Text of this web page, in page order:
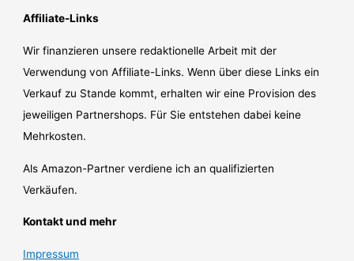
Affiliate-Links
Wir finanzieren unsere redaktionelle Arbeit mit der
Verwendung von Affiliate-Links. Wenn über diese Links ein
Verkauf zu Stande kommt, erhalten wir eine Provision des
jeweiligen Partnershops. Für Sie entstehen dabei keine
Mehrkosten.
Als Amazon-Partner verdiene ich an qualifizierten
Verkäufen.
Kontakt und mehr
Impressum